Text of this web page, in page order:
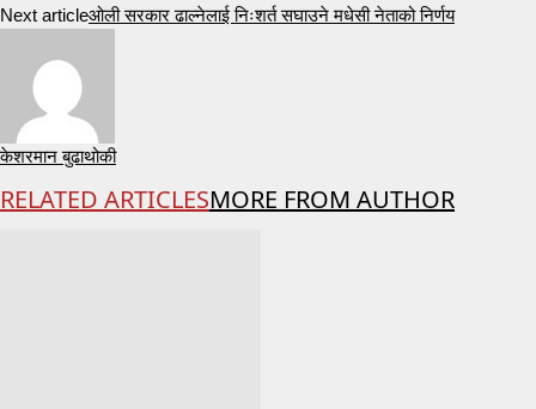
Next articleओली सरकार ढाल्नेलाई निःशर्त सघाउने मधेसी नेताको निर्णय
केशरमान बुढाथोकी
RELATED ARTICLESMORE FROM AUTHOR